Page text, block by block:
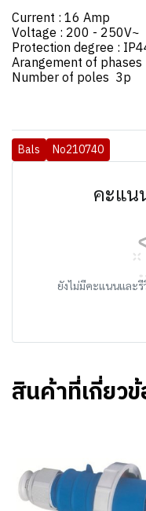
Current : 16 Amp
Voltage : 200 - 250V~
Protection degree :
Arangement of phases
Number of poles 3p
Bals No210740
คะแน
ยังไม่มีคะแนนและ
สินค้าที่เกี่ยว